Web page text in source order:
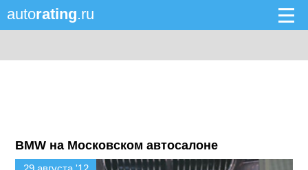
autorating.ru
BMW на Московском автосалоне